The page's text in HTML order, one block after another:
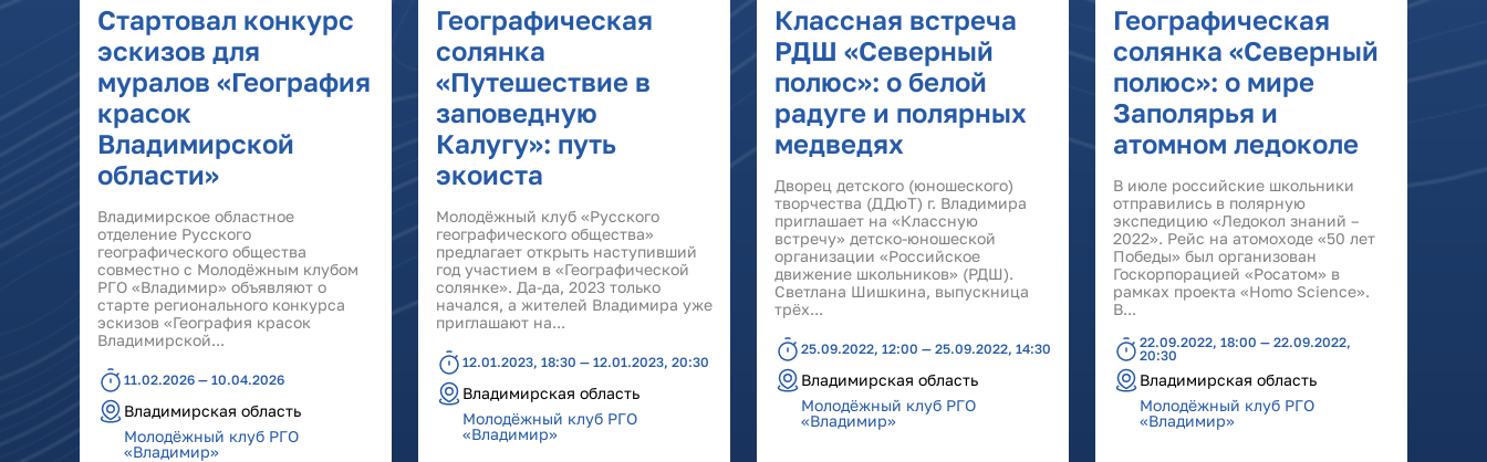
Стартовал конкурс
эскизов для
муралов «География
красок
Владимирской
области»
Владимирское областное
отделение Русского
географического общества
совместно с Молодёжным клубом
РГО «Владимир» объявляют о
старте регионального конкурса
эскизов «География красок
Владимирской...
11.02.2026 — 10.04.2026
Владимирская область
Молодёжный клуб РГО
«Владимир»
Географическая
солянка
«Путешествие в
заповедную
Калугу»: путь
экоиста
Молодёжный клуб «Русского
географического общества»
предлагает открыть наступивший
год участием в «Географической
солянке». Да-да, 2023 только
начался, а жителей Владимира уже
приглашают на...
12.01.2023, 18:30 — 12.01.2023, 20:30
Владимирская область
Молодёжный клуб РГО
«Владимир»
Классная встреча
РДШ «Северный
полюс»: о белой
радуге и полярных
медведях
Дворец детского (юношеского)
творчества (ДДюТ) г. Владимира
приглашает на «Классную
встречу» детско-юношеской
организации «Российское
движение школьников» (РДШ).
Светлана Шишкина, выпускница
трëх...
25.09.2022, 12:00 — 25.09.2022, 14:30
Владимирская область
Молодёжный клуб РГО
«Владимир»
Географическая
солянка «Северный
полюс»: о мире
Заполярья и
атомном ледоколе
В июле российские школьники
отправились в полярную
экспедицию «Ледокол знаний –
2022». Рейс на атомоходе «50 лет
Победы» был организован
Госкорпорацией «Росатом» в
рамках проекта «Homo Science».
В...
22.09.2022, 18:00 — 22.09.2022,
20:30
Владимирская область
Молодёжный клуб РГО
«Владимир»